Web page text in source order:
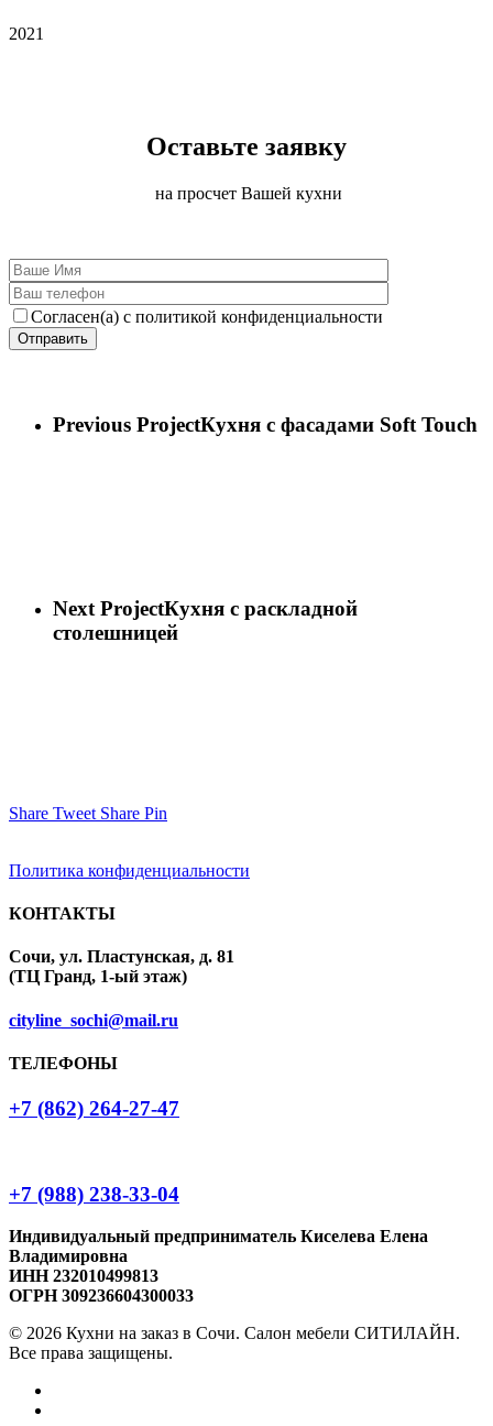
2021
Оставьте заявку
на просчет Вашей кухни
Согласен(а) с политикой конфиденциальности
Previous ProjectКухня с фасадами Soft Touch
Next ProjectКухня с раскладной
столешницей
Share Tweet Share Pin
Политика конфиденциальности
КОНТАКТЫ
Сочи, ул. Пластунская, д. 81
(ТЦ Гранд, 1-ый этаж)
cityline_sochi@mail.ru
ТЕЛЕФОНЫ
+7 (862) 264-27-47
+7 (988) 238-33-04
Индивидуальный предприниматель Киселева Елена
Владимировна
ИНН 232010499813
ОГРН 309236604300033
© 2026 Кухни на заказ в Сочи. Салон мебели СИТИЛАЙН.
Все права защищены.